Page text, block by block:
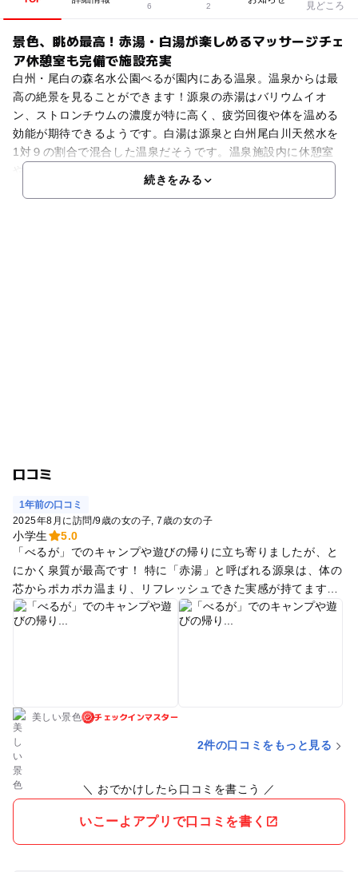
6 2
見どころ
景色、眺め最高！赤湯・白湯が楽しめるマッサージチェ
ア休憩室も完備で施設充実
白州・尾白の森名水公園べるが園内にある温泉。温泉からは最
高の絶景を見ることができます！源泉の赤湯はバリウムイオ
ン、ストロンチウムの濃度が特に高く、疲労回復や体を温める
効能が期待できるようです。白湯は源泉と白州尾白川天然水を
1対９の割合で混合した温泉だそうです。温泉施設内に休憩室
続きをみる
口コミ
1年前の口コミ
2025年8月に訪問/9歳の女の子 7歳の女の子
小学生
5.0
「べるが」でのキャンプや遊びの帰りに立ち寄りましたが、と
にかく泉質が最高です！ 特に「赤湯」と呼ばれる源泉は、体の
芯からポカポカ温まり、リフレッシュできた実感が持てます。
露天風呂からは南アルプスの大自然が望めて、開放感も抜群。
館内は清掃が行き届いていて、清潔感があるのが嬉しいポイン
美しい景色 チェックインマスター
2件の口コミをもっと見る
＼ おでかけしたら口コミを書こう ／
いこーよアプリで口コミを書く